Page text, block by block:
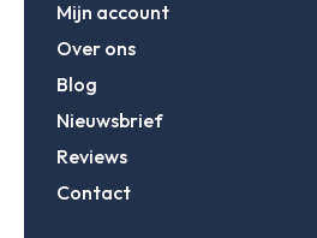
Mijn account
Over ons
Blog
Nieuwsbrief
Reviews
Contact